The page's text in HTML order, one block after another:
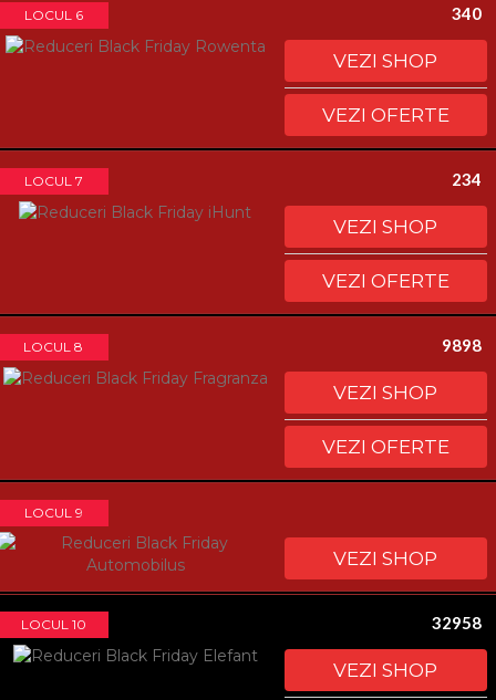
LOCUL 6 340
VEZI SHOP
VEZI OFERTE
LOCUL 7 234
VEZI SHOP
VEZI OFERTE
LOCUL 8 9898
VEZI SHOP
VEZI OFERTE
LOCUL 9
VEZI SHOP
LOCUL 10 32958
VEZI SHOP